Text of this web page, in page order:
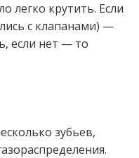
легко крутить. Если
с клапанами) —
если нет — то
зубьев,